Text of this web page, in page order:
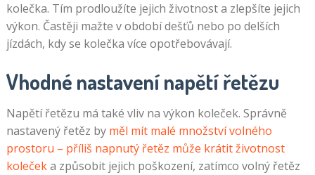
kolečka. Tím prodloužíte jejich životnost a zlepšíte jejich
výkon. Častěji mažte v období dešťů nebo po delších
jízdách, kdy se kolečka více opotřebovávají.
Vhodné nastavení napětí řetězu
Napětí řetězu má také vliv na výkon koleček. Správně
nastavený řetěz by měl mít malé množství volného
prostoru – příliš napnutý řetěz může krátit životnost
kolečeka způsobit jejich poškození, zatímco volný řetěz